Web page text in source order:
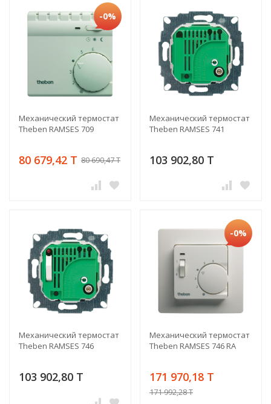
-0%
Механический термостат
Theben RAMSES 709
80 679,42 T 80 690,47 T
Механический термостат
Theben RAMSES 741
103 902,80 T
Механический термостат
Theben RAMSES 746
103 902,80 T
-0%
Механический термостат
Theben RAMSES 746 RA
171 970,18 T
171 992,28 T